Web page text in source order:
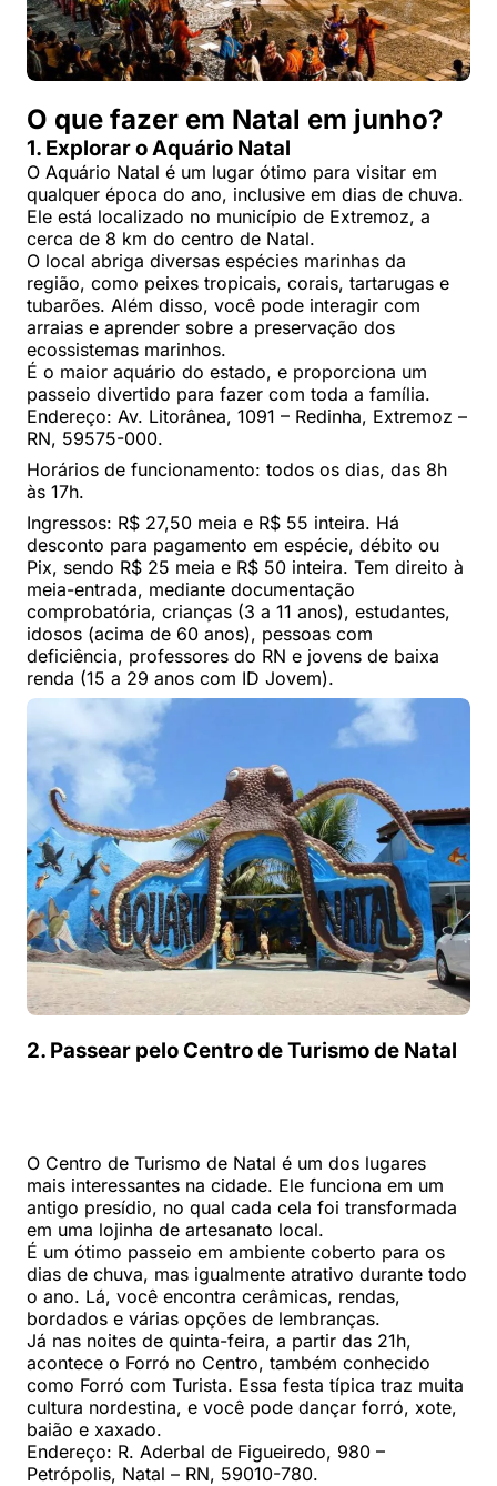
O que fazer em Natal em junho?
1. Explorar o Aquário Natal
O Aquário Natal é um lugar ótimo para visitar em
qualquer época do ano, inclusive em dias de chuva.
Ele está localizado no município de Extremoz, a
cerca de 8 km do centro de Natal.
O local abriga diversas espécies marinhas da
região, como peixes tropicais, corais, tartarugas e
tubarões. Além disso, você pode interagir com
arraias e aprender sobre a preservação dos
ecossistemas marinhos.
É o maior aquário do estado, e proporciona um
passeio divertido para fazer com toda a família.
Endereço: Av. Litorânea, 1091 – Redinha, Extremoz –
RN, 59575-000.
Horários de funcionamento: todos os dias, das 8h
às 17h.
Ingressos: R$ 27,50 meia e R$ 55 inteira. Há
desconto para pagamento em espécie, débito ou
Pix, sendo R$ 25 meia e R$ 50 inteira. Tem direito à
meia-entrada, mediante documentação
comprobatória, crianças (3 a 11 anos), estudantes,
idosos (acima de 60 anos), pessoas com
deficiência, professores do RN e jovens de baixa
renda (15 a 29 anos com ID Jovem).
2. Passear pelo Centro de Turismo de Natal
O Centro de Turismo de Natal é um dos lugares
mais interessantes na cidade. Ele funciona em um
antigo presídio, no qual cada cela foi transformada
em uma lojinha de artesanato local.
É um ótimo passeio em ambiente coberto para os
dias de chuva, mas igualmente atrativo durante todo
o ano. Lá, você encontra cerâmicas, rendas,
bordados e várias opções de lembranças.
Já nas noites de quinta-feira, a partir das 21h,
acontece o Forró no Centro, também conhecido
como Forró com Turista. Essa festa típica traz muita
cultura nordestina, e você pode dançar forró, xote,
baião e xaxado.
Endereço: R. Aderbal de Figueiredo, 980 –
Petrópolis, Natal – RN, 59010-780.